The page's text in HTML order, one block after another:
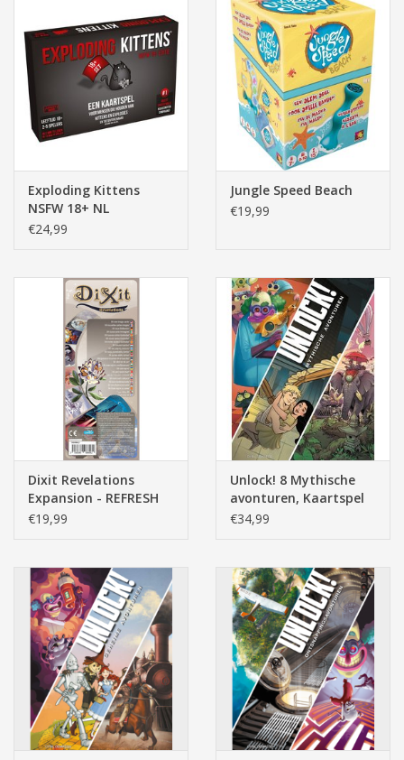
Exploding Kittens
NSFW 18+ NL
€24,99
Jungle Speed Beach
€19,99
Dixit Revelations
Expansion - REFRESH
€19,99
Unlock! 8 Mythische
avonturen, Kaartspel
€34,99